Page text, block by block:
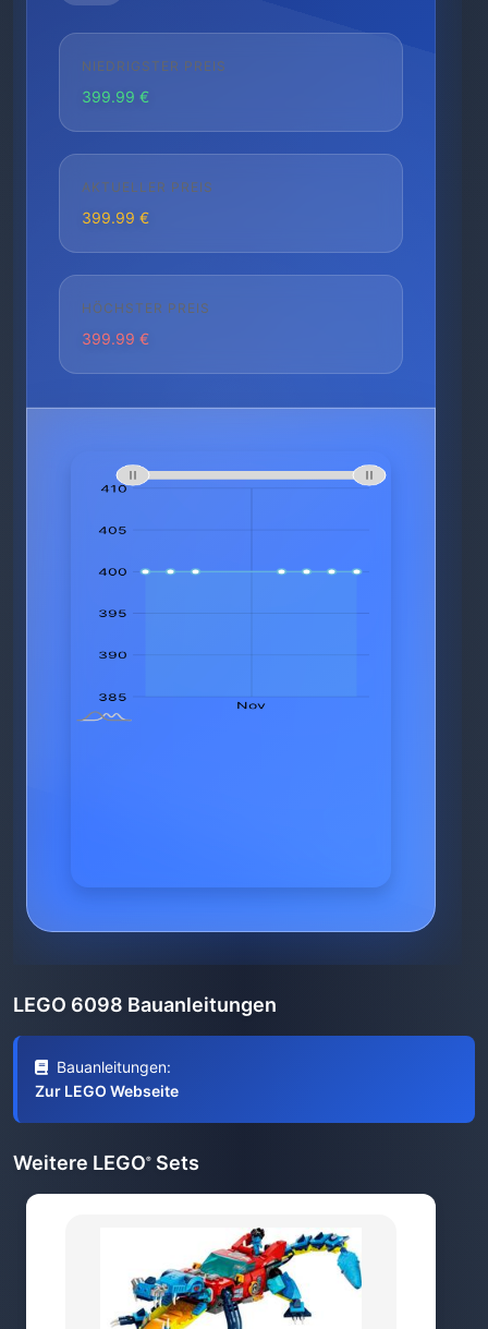
NIEDRIGSTER PREIS
399.99 €
AKTUELLER PREIS
399.99 €
HÖCHSTER PREIS
399.99 €
LEGO 6098 Bauanleitungen
Bauanleitungen:
Zur LEGO Webseite
Weitere LEGO® Sets